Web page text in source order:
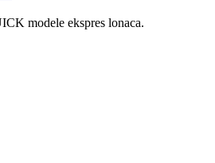
modele ekspres lonaca.